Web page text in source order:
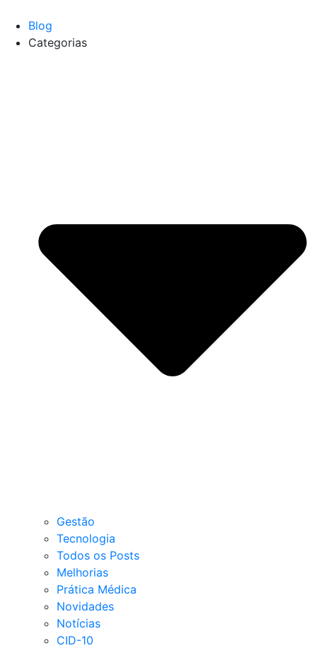
Blog
Categorias
Gestão
Tecnologia
Todos os Posts
Melhorias
Prática Médica
Novidades
Notícias
CID-10